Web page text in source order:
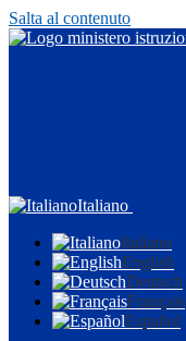
Salta al contenuto
Italiano
Italiano
English
Deutsch
Français
Español